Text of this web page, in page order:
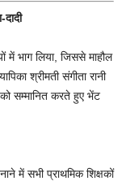
में भाग लिया, जिससे माहौल
श्रीमती संगीता रानी
सम्मानित करते हुए भेंट
में सभी प्राथमिक शिक्षकों